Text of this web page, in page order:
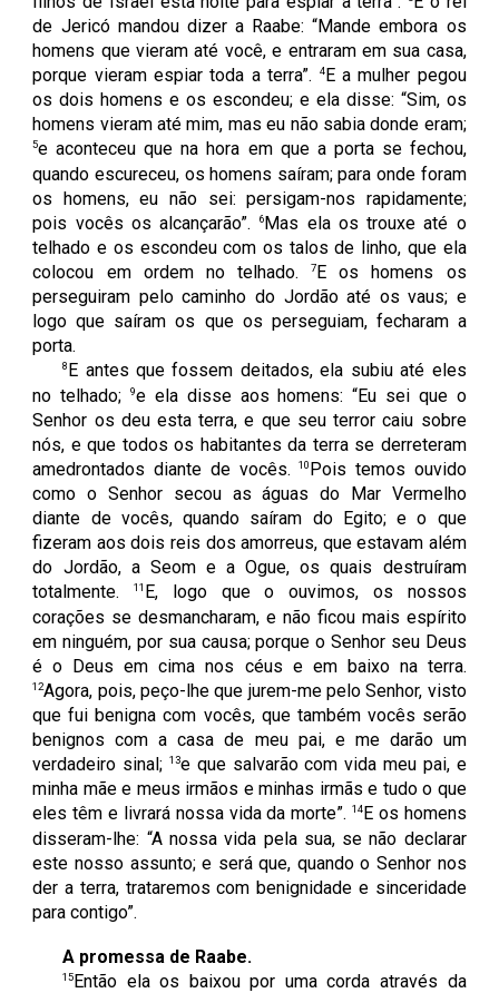
de Jericó mandou dizer a Raabe: “Mande embora os
homens que vieram até você, e entraram em sua casa,
porque vieram espiar toda a terra”.
4E a mulher pegou
os dois homens e os escondeu; e ela disse: “Sim, os
homens vieram até mim, mas eu não sabia donde eram;
5e aconteceu que na hora em que a porta se fechou,
quando escureceu, os homens saíram; para onde foram
os homens, eu não sei: persigam-nos rapidamente;
pois vocês os alcançarão”.
6Mas ela os trouxe até o
telhado e os escondeu com os talos de linho, que ela
colocou em ordem no telhado.
7 E os homens os
perseguiram pelo caminho do Jordão até os vaus; e
logo que saíram os que os perseguiam, fecharam a
porta.
8 E antes que fossem deitados, ela subiu até eles
no telhado;9e ela disse aos homens: “Eu sei que o
Senhor os deu esta terra, e que seu terror caiu sobre
nós, e que todos os habitantes da terra se derreteram
amedrontados diante de vocês.10 Pois temos ouvido
como o Senhor secou as águas do Mar Vermelho
diante de vocês, quando saíram do Egito; e o que
fizeram aos dois reis dos amorreus, que estavam além
do Jordão, a Seom e a Ogue, os quais destruíram
totalmente.11 E, logo que o ouvimos, os nossos
corações se desmancharam, e não ficou mais espírito
em ninguém, por sua causa; porque o Senhor seu Deus
é o Deus em cima nos céus e em baixo na terra.
12Agora, pois, peço-lhe que jurem-me pelo Senhor, visto
que fui benigna com vocês, que também vocês serão
benignos com a casa de meu pai, e me darão um
verdadeiro sinal;13e que salvarão com vida meu pai, e
minha mãe e meus irmãos e minhas irmãs e tudo o que
eles têm e livrará nossa vida da morte”. 14E os homens
disseram-lhe: “A nossa vida pela sua, se não declarar
este nosso assunto; e será que, quando o Senhor nos
der a terra, trataremos com benignidade e sinceridade
para contigo”.
A promessa de Raabe.
15Então ela os baixou por uma corda através da